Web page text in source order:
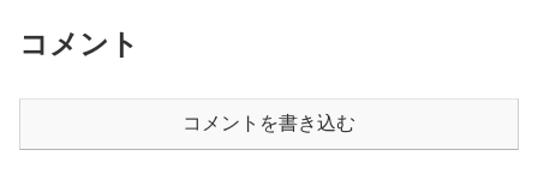
コメント
コメントを書き込む